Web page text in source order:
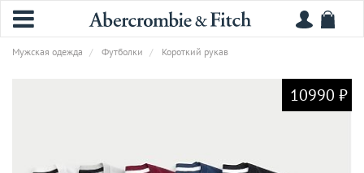
Мужская одежда Футболки Короткий рукав
10990 ₽